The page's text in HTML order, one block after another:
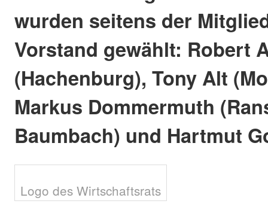
wurden seitens der
Vorstand gewählt: Robert
(Hachenburg), Tony Alt
Markus Dommermuth
Baumbach) und Hartmut
Logo des Wirtschaftsrats